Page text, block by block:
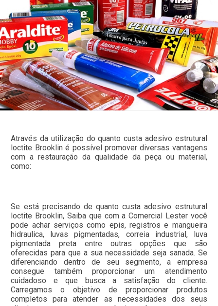
Através da utilização do quanto custa adesivo estrutural
loctite Brooklin é possível promover diversas vantagens
com a restauração da qualidade da peça ou material,
como:
Se está precisando de quanto custa adesivo estrutural
loctite Brooklin, Saiba que com a Comercial Lester você
pode achar serviços como epis, registros e mangueira
hidraulica, luvas pigmentadas, correia industrial, luva
pigmentada preta entre outras opções que são
oferecidas para que a sua necessidade seja sanada. Se
diferenciando dentro de seu segmento, a empresa
consegue também proporcionar um atendimento
cuidadoso e que busca a satisfação do cliente.
Carregamos o objetivo de proporcionar produtos
completos para atender as necessidades dos seus